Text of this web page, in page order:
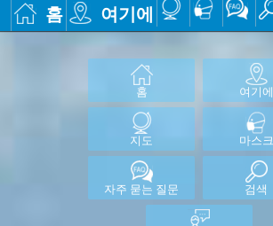
홈 여기에
홈 여기에
지도 마스크
자주 묻는 질문 검색